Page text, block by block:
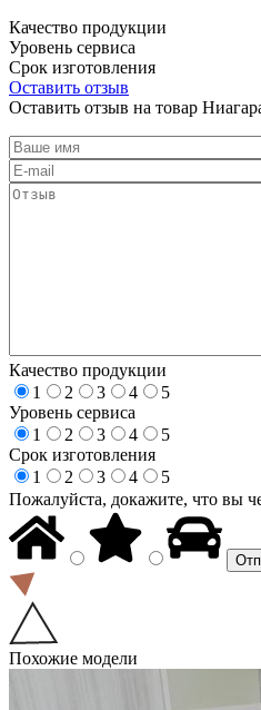
Качество продукции
Уровень сервиса
Срок изготовления
Оставить отзыв
Оставить отзыв на товар
Качество продукции
1
2 3 4
5
Уровень сервиса
1
2 3 4
5
Срок изготовления
1
2 3 4
5
Пожалуйста, докажите, что вы
Похожие модели